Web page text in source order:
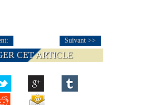
Suivant >>
CET ARTICLE